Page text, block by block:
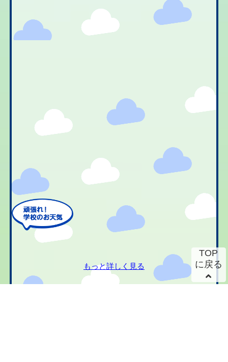
もっと詳しく見る
TOP
に戻る